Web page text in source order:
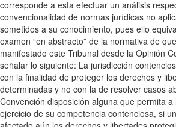
corresponde a esta efectuar un análisis
convencionalidad de normas jurídicas no
sometidos a su conocimiento, pues ello
examen “en abstracto” de la normativa de
manifestado este Tribunal desde la Opinión
señalar lo siguiente: La jurisdicción
con la finalidad de proteger los derechos y
determinadas y no con la de resolver casos
Convención disposición alguna que permita
ejercicio de su competencia contenciosa, si